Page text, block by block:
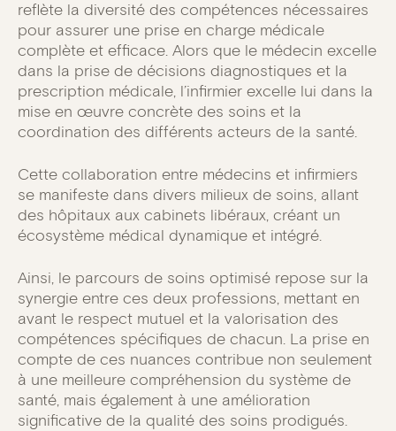
reflète la diversité des compétences nécessaires
pour assurer une prise en charge médicale
complète et efficace. Alors que le médecin excelle
dans la prise de décisions diagnostiques et la
prescription médicale, l’infirmier excelle lui dans la
mise en œuvre concrète des soins et la
coordination des différents acteurs de la santé.
Cette collaboration entre médecins et infirmiers
se manifeste dans divers milieux de soins, allant
des hôpitaux aux cabinets libéraux, créant un
écosystème médical dynamique et intégré.
Ainsi, le parcours de soins optimisé repose sur la
synergie entre ces deux professions, mettant en
avant le respect mutuel et la valorisation des
compétences spécifiques de chacun. La prise en
compte de ces nuances contribue non seulement
à une meilleure compréhension du système de
santé, mais également à une amélioration
significative de la qualité des soins prodigués.